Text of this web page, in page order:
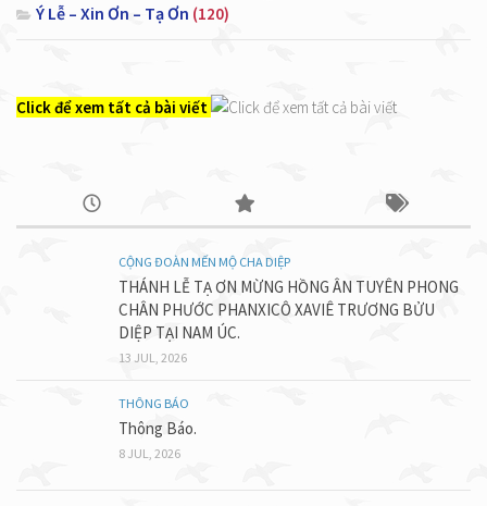
Ý Lễ – Xin Ơn – Tạ Ơn (120)
Click để xem tất cả bài viết
CỘNG ĐOÀN MẾN MỘ CHA DIỆP
THÁNH LỄ TẠ ƠN MỪNG HỒNG ÂN TUYÊN PHONG
CHÂN PHƯỚC PHANXICÔ XAVIÊ TRƯƠNG BỬU
DIỆP TẠI NAM ÚC.
13 JUL, 2026
THÔNG BÁO
Thông Báo.
8 JUL, 2026